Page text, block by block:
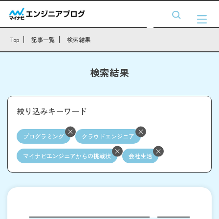
Top 記事一覧 検索結果
検索結果
絞り込みキーワード
プログラミング クラウドエンジニア
マイナビエンジニアからの挑戦状 会社生活